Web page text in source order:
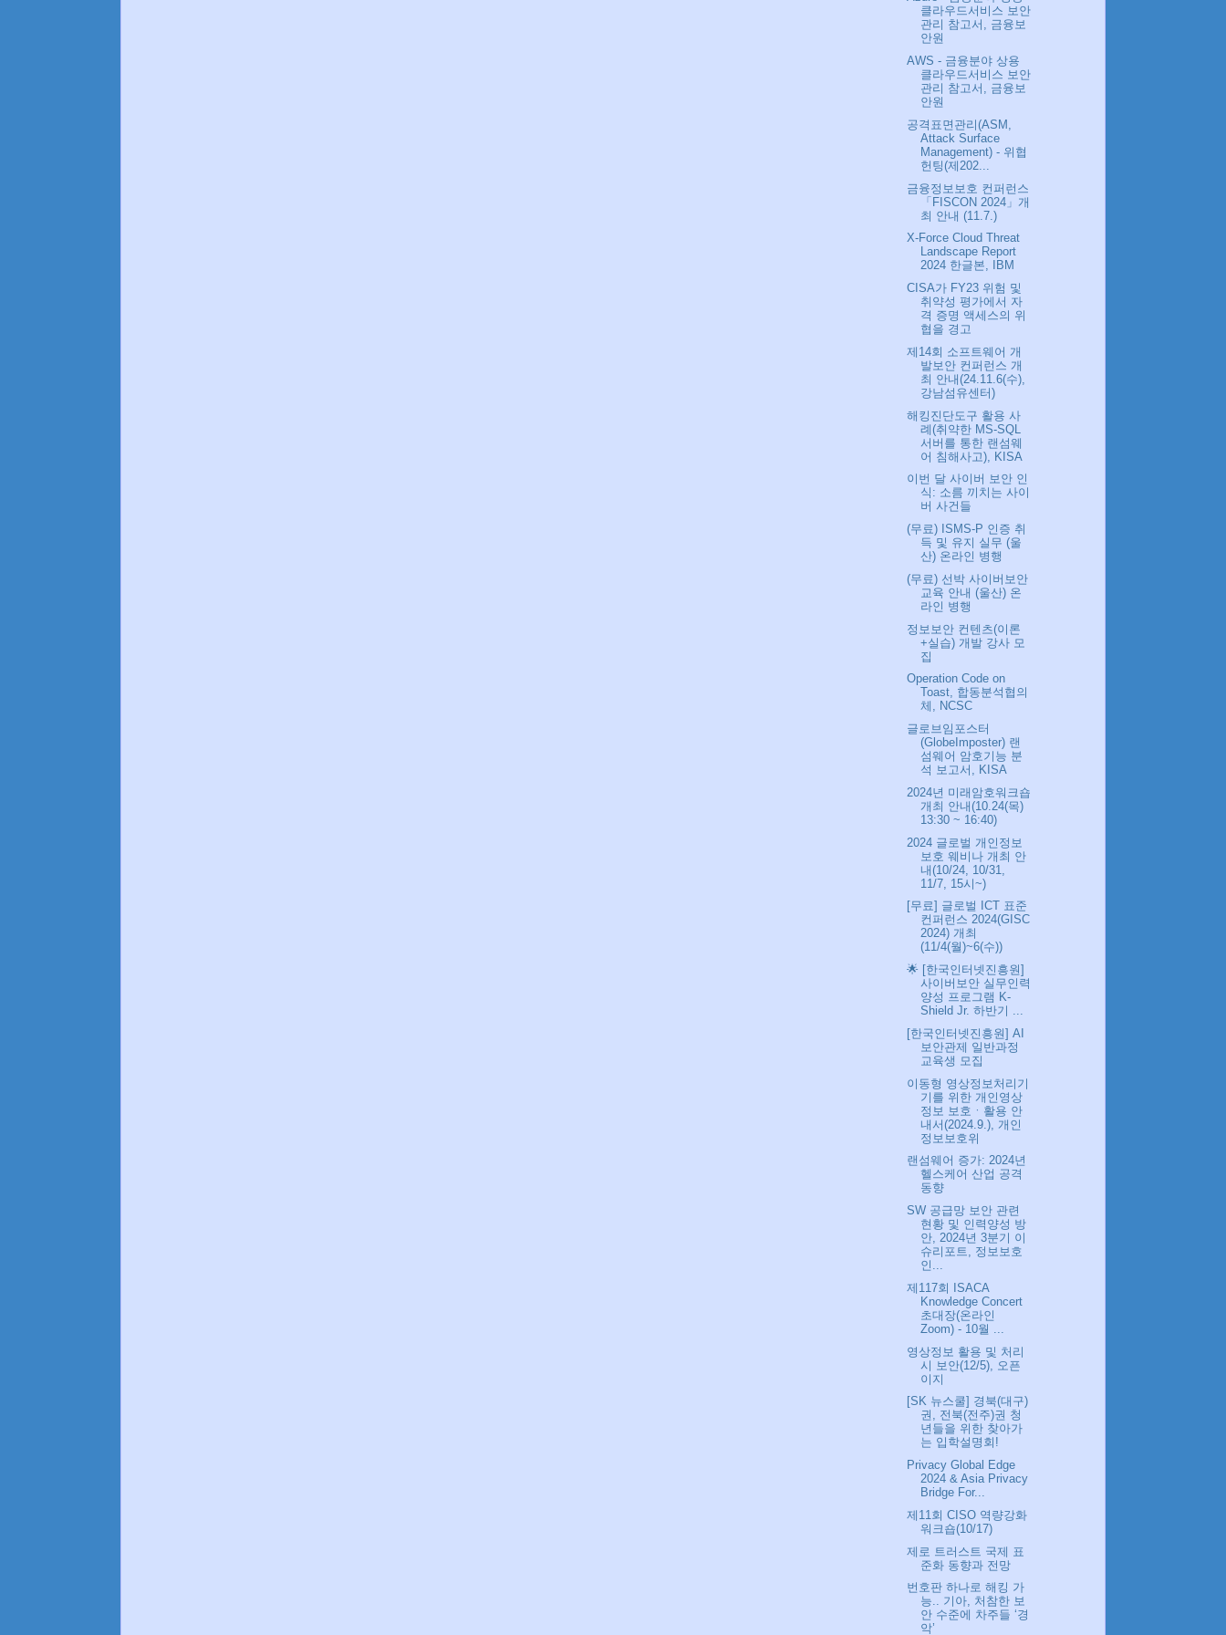
클라우드서비스 보안
관리 참고서, 금융보
안원
AWS - 금융분야 상용
클라우드서비스 보안
관리 참고서, 금융보
안원
공격표면관리(ASM,
Attack Surface
Management) - 위협
헌팅(제202...
금융정보보호 컨퍼런스
「FISCON 2024」개
최 안내 (11.7.)
X-Force Cloud Threat
Landscape Report
2024 한글본, IBM
CISA가 FY23 위험 및
취약성 평가에서 자
격 증명 액세스의 위
협을 경고
제14회 소프트웨어 개
발보안 컨퍼런스 개
최 안내(24.11.6(수),
강남섬유센터)
해킹진단도구 활용 사
례(취약한 MS-SQL
서버를 통한 랜섬웨
어 침해사고), KISA
이번 달 사이버 보안 인
식: 소름 끼치는 사이
버 사건들
(무료) ISMS-P 인증 취
득 및 유지 실무 (울
산) 온라인 병행
(무료) 선박 사이버보안
교육 안내 (울산) 온
라인 병행
정보보안 컨텐츠(이론
+실습) 개발 강사 모
집
Operation Code on
Toast, 합동분석협의
체, NCSC
글로브임포스터
(GlobeImposter) 랜
섬웨어 암호기능 분
석 보고서, KISA
2024년 미래암호워크숍
개최 안내(10.24(목)
13:30 ~ 16:40)
2024 글로벌 개인정보
보호 웨비나 개최 안
내(10/24, 10/31,
11/7, 15시~)
[무료] 글로벌 ICT 표준
컨퍼런스 2024(GISC
2024) 개최
(11/4(월)~6(수))
🌟 [한국인터넷진흥원]
사이버보안 실무인력
양성 프로그램 K-
Shield Jr. 하반기 ...
[한국인터넷진흥원] AI
보안관제 일반과정
교육생 모집
이동형 영상정보처리기
기를 위한 개인영상
정보 보호ㆍ활용 안
내서(2024.9.), 개인
정보보호위
랜섬웨어 증가: 2024년
헬스케어 산업 공격
동향
SW 공급망 보안 관련
현황 및 인력양성 방
안, 2024년 3분기 이
슈리포트, 정보보호
인...
제117회 ISACA
Knowledge Concert
초대장(온라인
Zoom) - 10월 ...
영상정보 활용 및 처리
시 보안(12/5), 오픈
이지
[SK 뉴스쿨] 경북(대구)
권, 전북(전주)권 청
년들을 위한 찾아가
는 입학설명회!
Privacy Global Edge
2024 & Asia Privacy
Bridge For...
제11회 CISO 역량강화
워크숍(10/17)
제로 트러스트 국제 표
준화 동향과 전망
번호판 하나로 해킹 가
능.. 기아, 처참한 보
안 수준에 차주들 ‘경
악’